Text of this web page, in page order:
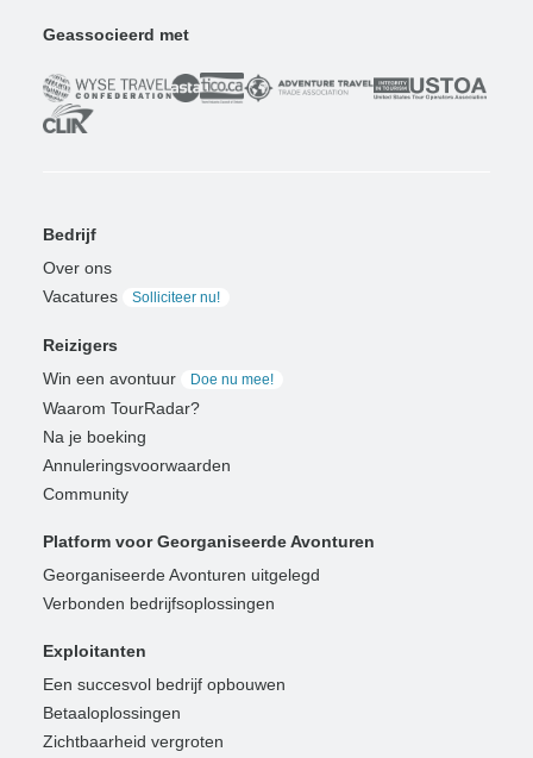
Geassocieerd met
Bedrijf
Over ons
Vacatures
Solliciteer nu!
Reizigers
Win een avontuur
Doe nu mee!
Waarom TourRadar?
Na je boeking
Annuleringsvoorwaarden
Community
Platform voor Georganiseerde Avonturen
Georganiseerde Avonturen uitgelegd
Verbonden bedrijfsoplossingen
Exploitanten
Een succesvol bedrijf opbouwen
Betaaloplossingen
Zichtbaarheid vergroten